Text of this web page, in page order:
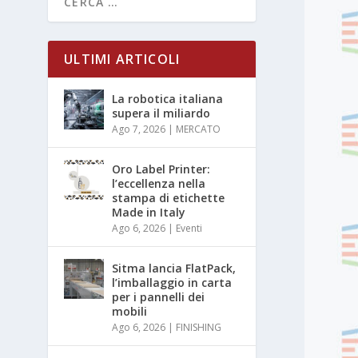
ULTIMI ARTICOLI
La robotica italiana
supera il miliardo
Ago 7, 2026 | MERCATO
Oro Label Printer:
l’eccellenza nella
stampa di etichette
Made in Italy
Ago 6, 2026 | Eventi
Sitma lancia FlatPack,
l’imballaggio in carta
per i pannelli dei
mobili
Ago 6, 2026 | FINISHING